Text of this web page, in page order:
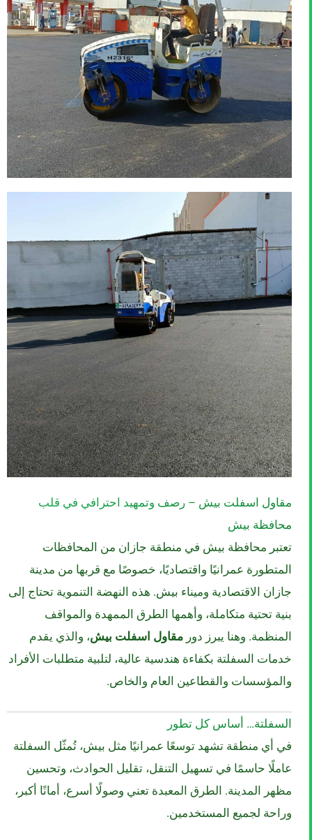
مقاول اسفلت بيش – رصف وتمهيد احترافي في قلب
محافظة بيش
تعتبر محافظة بيش في منطقة جازان من المحافظات
المتطورة عمرانيًا واقتصاديًا، خصوصًا مع قربها من مدينة
جازان الاقتصادية وميناء بيش. هذه النهضة التنموية تحتاج إلى
بنية تحتية متكاملة، وأهمها الطرق الممهدة والمواقف
المنظمة. وهنا يبرز دور مقاول اسفلت بيش، والذي يقدم
خدمات السفلتة بكفاءة هندسية عالية، لتلبية متطلبات الأفراد
والمؤسسات والقطاعين العام والخاص.
السفلتة… أساس كل تطور
في أي منطقة تشهد توسعًا عمرانيًا مثل بيش، تُمثّل السفلتة
عاملًا حاسمًا في تسهيل التنقل، تقليل الحوادث، وتحسين
مظهر المدينة. الطرق المعبدة تعني وصولًا أسرع، أمانًا أكبر،
وراحة لجميع المستخدمين.